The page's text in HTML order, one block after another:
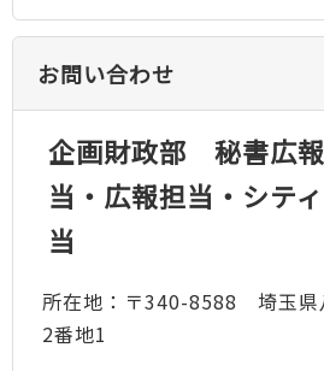
お問い合わせ
企画財政部 秘書広
当・広報担当・シテ
当
所在地：〒340-8588 埼玉県
2番地1